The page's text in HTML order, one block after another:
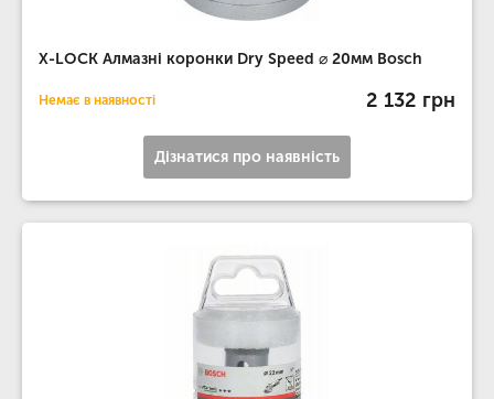
X-LOCK Алмазні коронки Dry Speed ​​⌀ 20мм Bosch
Немає в наявності 2 132 грн
Дізнатися про наявність